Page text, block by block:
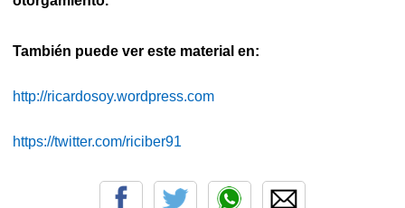
También puede ver este material en:
http://ricardosoy.wordpress.com
https://twitter.com/riciber91